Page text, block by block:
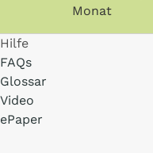
Monat
Hilfe
FAQs
Glossar
Video
ePaper